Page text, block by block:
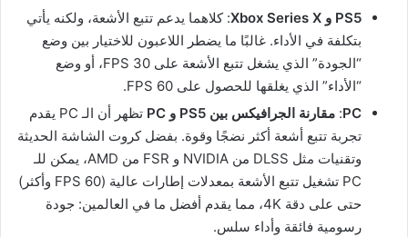
PS5 و Xbox Series X
: كلاهما يدعم تتبع الأشعة، ولكنه يأتي
بتكلفة في الأداء. غالبًا ما يضطر اللاعبون للاختيار بين وضع
“الجودة” الذي يشغل تتبع الأشعة على 30 FPS، أو وضع
“الأداء” الذي يغلقها للحصول على 60 FPS.
PC
: مقارنة الجرافيكس بين PS5 و PC
تظهر أن الـ PC يقدم
تجربة تتبع أشعة أكثر نضجًا وقوة. بفضل كروت الشاشة الحديثة
وتقنيات مثل DLSS من NVIDIA و FSR من AMD، يمكن للـ
PC تشغيل تتبع الأشعة بمعدلات إطارات عالية (60 FPS وأكثر)
حتى على دقة 4K، مما يقدم أفضل ما في العالمين: جودة
رسومية فائقة وأداء سلس.